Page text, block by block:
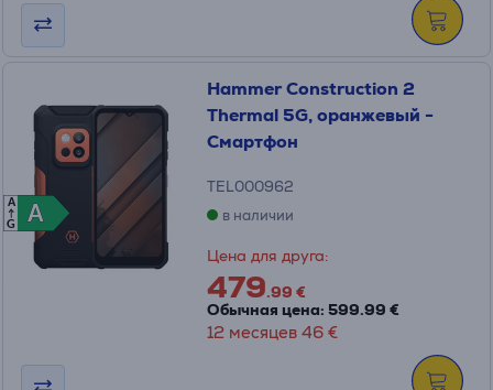
A
A
A
G
Hammer Construction 2
Thermal 5G, оранжевый -
Смартфон
TEL000962
в наличии
Цена для друга:
479.99 €
Обычная цена: 599.99 €
12 месяцев 46 €